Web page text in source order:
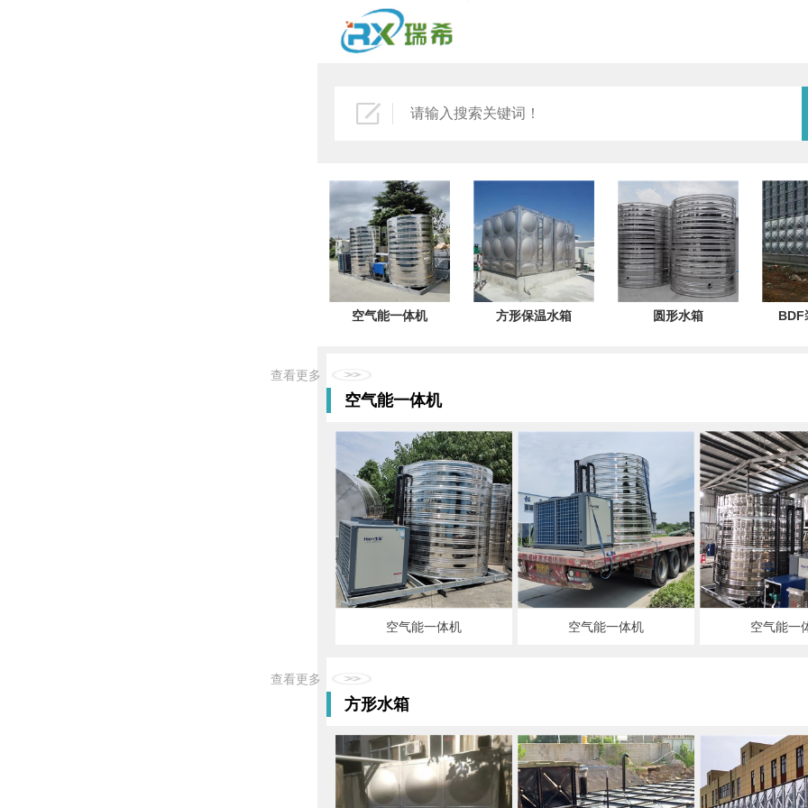
空气能一体机 方形保温水箱 圆形水箱 BDF
空气能一体机
空气能一体机 空气能一体机 空气能一
方形水箱